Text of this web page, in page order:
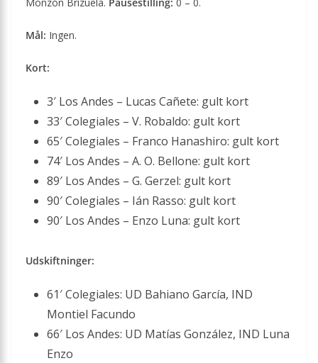
Mål: Ingen.
Kort:
3′ Los Andes – Lucas Cañete: gult kort
33′ Colegiales – V. Robaldo: gult kort
65′ Colegiales – Franco Hanashiro: gult kort
74′ Los Andes – A. O. Bellone: gult kort
89′ Los Andes – G. Gerzel: gult kort
90′ Colegiales – Ián Rasso: gult kort
90′ Los Andes – Enzo Luna: gult kort
Udskiftninger:
61′ Colegiales: UD Bahiano García, IND
Montiel Facundo
66′ Los Andes: UD Matías González, IND Luna
Enzo